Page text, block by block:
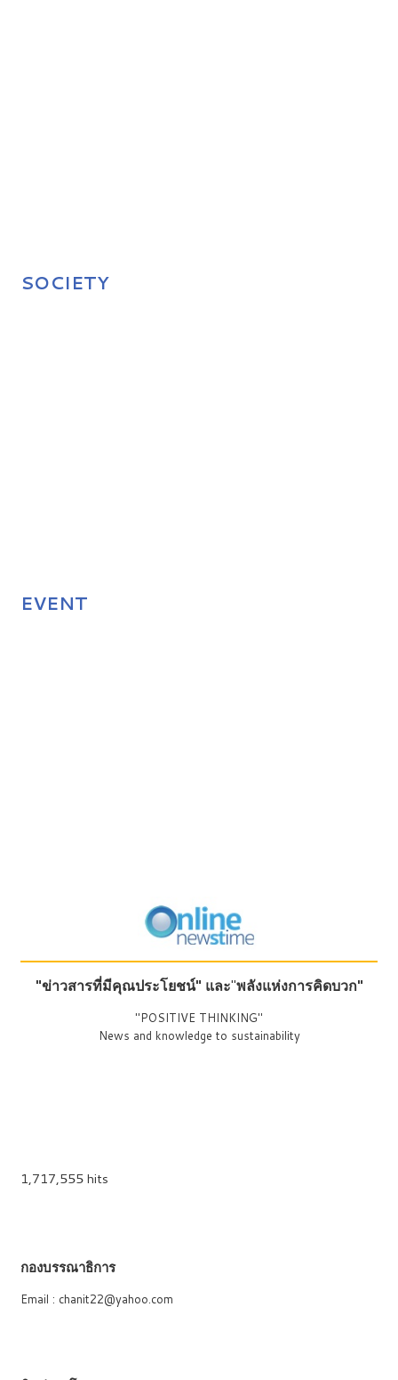
SOCIETY
EVENT
"ข่าวสารที่มีคุณประโยชน์" และ"พลังแห่งการคิดบวก"
"POSITIVE THINKING"
News and knowledge to sustainability
1,717,555 hits
กองบรรณาธิการ
Email : chanit22@yahoo.com